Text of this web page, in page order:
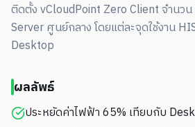
ติดตั้ง vCloudPoint Zero Client จำนว
Server ศูนย์กลาง โดยแต่ละจุดใช้งาน
Desktop
ผลลัพธ์
ประหยัดค่าไฟฟ้า 65% เทียบกับ